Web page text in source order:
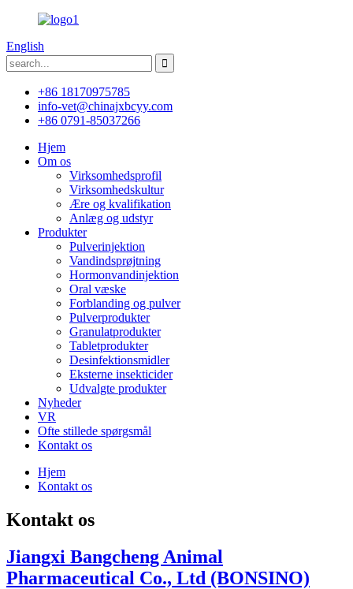
English
+86 18170975785
info-vet@chinajxbcyy.com
+86 0791-85037266
Hjem
Om os
Virksomhedsprofil
Virksomhedskultur
Ære og kvalifikation
Anlæg og udstyr
Produkter
Pulverinjektion
Vandindsprøjtning
Hormonvandinjektion
Oral væske
Forblanding og pulver
Pulverprodukter
Granulatprodukter
Tabletprodukter
Desinfektionsmidler
Eksterne insekticider
Udvalgte produkter
Nyheder
VR
Ofte stillede spørgsmål
Kontakt os
Hjem
Kontakt os
Kontakt os
Jiangxi Bangcheng Animal
Pharmaceutical Co., Ltd (BONSINO)